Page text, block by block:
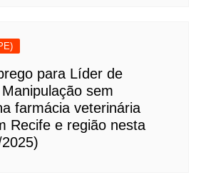
para Líder de
sem
farmácia veterinária
Recife e região nesta